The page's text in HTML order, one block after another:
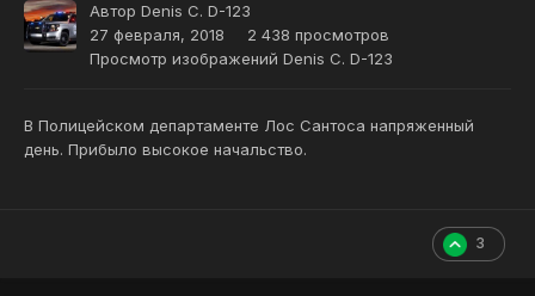
Автор Denis C. D-123
27 февраля, 2018
2 438 просмотров
Просмотр изображений Denis C. D-123
В Полицейском департаменте Лос Сантоса напряженный
день. Прибыло высокое начальство.
3